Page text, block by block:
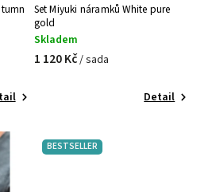
Set Miyuki náramků White pure
gold
Skladem
1 120 Kč/ sada
Detail
BESTSELLER